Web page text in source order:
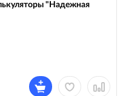
"Надежная